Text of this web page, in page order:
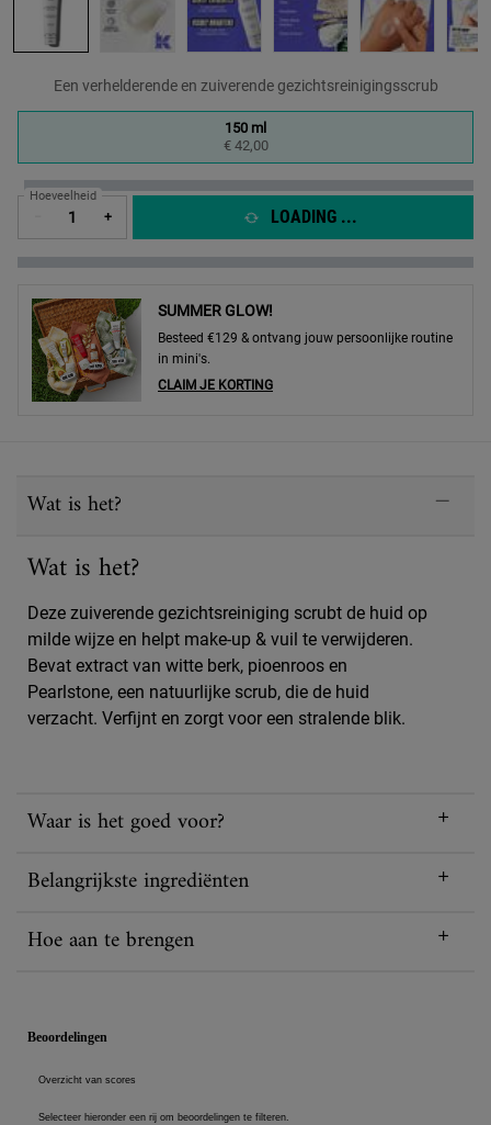
Een verhelderende en zuiverende gezichtsreinigingsscrub
Geselecteerd
150 ml
€ 42,00
, 1 of 1
Hoeveelheid
+ LOADING ...
SUMMER GLOW!
Besteed €129 & ontvang jouw persoonlijke routine
in mini's.
CLAIM JE KORTING
Wat is het?
Wat is het?
Deze zuiverende gezichtsreiniging scrubt de huid op
milde wijze en helpt make-up & vuil te verwijderen.
Bevat extract van witte berk, pioenroos en
Pearlstone, een natuurlijke scrub, die de huid
verzacht. Verfijnt en zorgt voor een stralende blik.
Waar is het goed voor?
Belangrijkste ingrediënten
Hoe aan te brengen